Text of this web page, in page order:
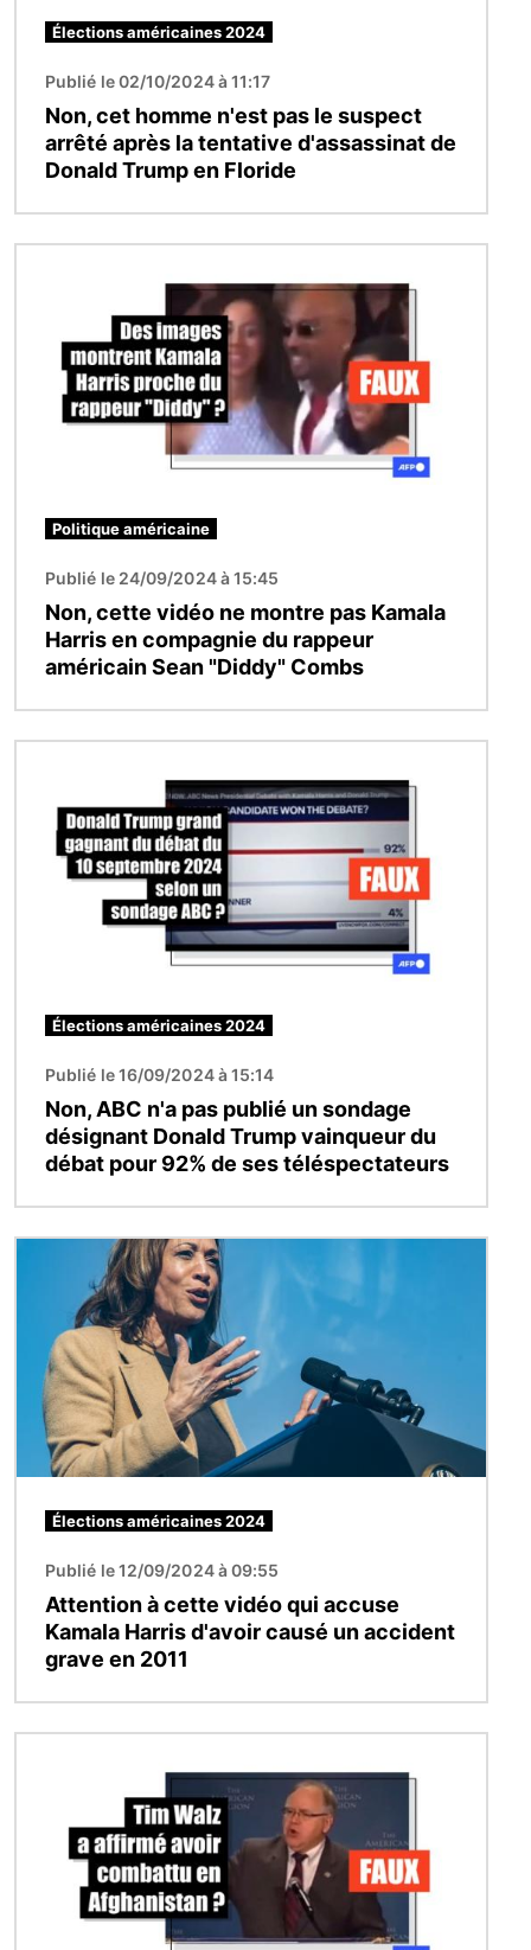
Élections américaines 2024
Publié le 02/10/2024 à 11:17
Non, cet homme n'est pas le suspect
arrêté après la tentative d'assassinat de
Donald Trump en Floride
Politique américaine
Publié le 24/09/2024 à 15:45
Non, cette vidéo ne montre pas Kamala
Harris en compagnie du rappeur
américain Sean "Diddy" Combs
Élections américaines 2024
Publié le 16/09/2024 à 15:14
Non, ABC n'a pas publié un sondage
désignant Donald Trump vainqueur du
débat pour 92% de ses téléspectateurs
Élections américaines 2024
Publié le 12/09/2024 à 09:55
Attention à cette vidéo qui accuse
Kamala Harris d'avoir causé un accident
grave en 2011